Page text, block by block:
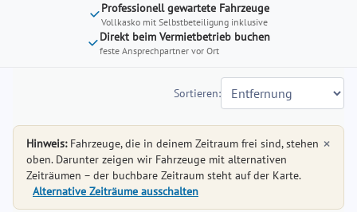
the
question
mark
key
calendar
and
select
date.
the
question
mark
key
to
Professionell gewartete Fahrzeuge
Vollkasko mit Selbstbeteiligung inklusive
Direkt beim Vermietbetrieb buchen
feste Ansprechpartner vor Ort
Sortieren:
Hinweis:Fahrzeuge, die in deinem Zeitraum frei sind, stehen
oben. Darunter zeigen wir Fahrzeuge mit alternativen
Zeiträumen – der buchbare Zeitraum steht auf der Karte.
Alternative Zeiträume ausschalten
×